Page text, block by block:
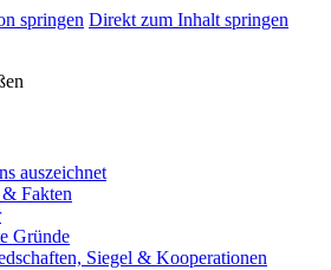
springen Direkt zum Inhalt springen
auszeichnet
Fakten
Gründe
Siegel & Kooperationen